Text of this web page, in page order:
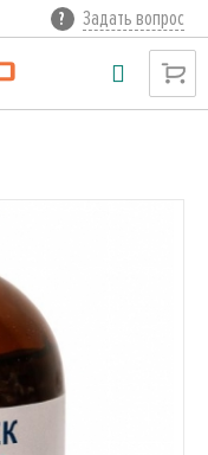
Задать вопрос